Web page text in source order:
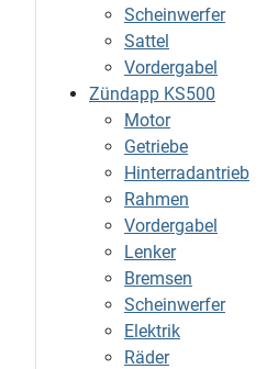
Scheinwerfer
Sattel
Vordergabel
Zündapp KS500
Motor
Getriebe
Hinterradantrieb
Rahmen
Vordergabel
Lenker
Bremsen
Scheinwerfer
Elektrik
Räder